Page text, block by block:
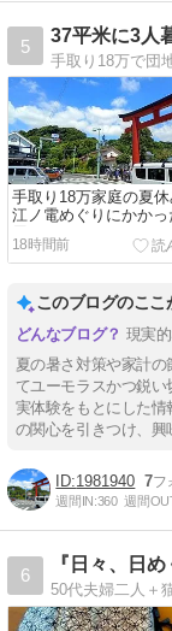
5
37平米に3人
手取り18万家庭の夏休
江ノ電めぐりにかかっ
18時間前
このブログのここ
現実
夏の暑さ対策や家計
てユーモラスかつ鋭
実体験をもとにした
の関心を引きつけ、興
1981940 7
週間IN:360 週間
6
『日々、日め